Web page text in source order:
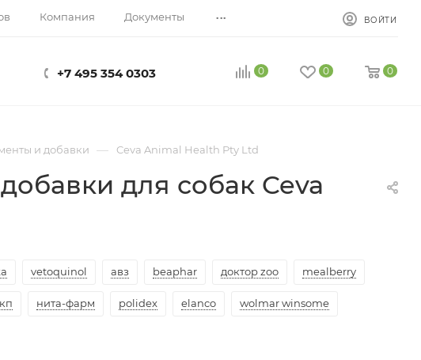
Компания Документы ... ВОЙТИ
+7 495 354 0303 0 0 0
и добавки — Ceva Animal Health Pty Ltd
для собак Ceva
vetoquinol авз beaphar доктор zoo mealberry
кп нита-фарм polidex elanco wolmar winsome